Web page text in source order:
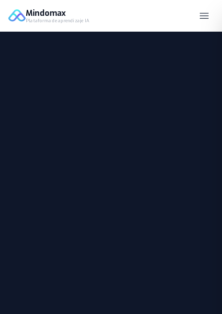
Mindomax
Plataforma de aprendizaje IA